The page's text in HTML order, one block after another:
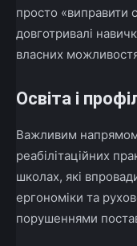
просто «виправити
довготривалі
власних
Освіта і
Важливим напрямом
реабілітаційних
школах, які
ергономіки та
порушеннями